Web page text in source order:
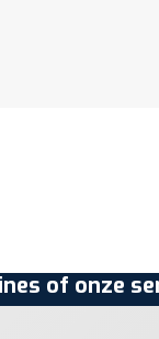
of onze